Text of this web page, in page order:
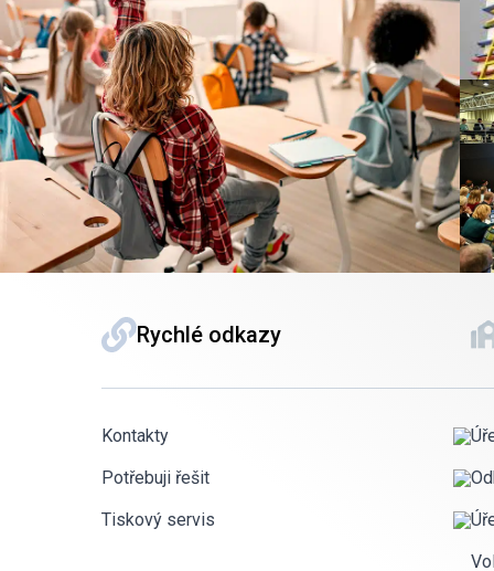
Rychlé odkazy
Kontakty
Potřebuji řešit
Tiskový servis